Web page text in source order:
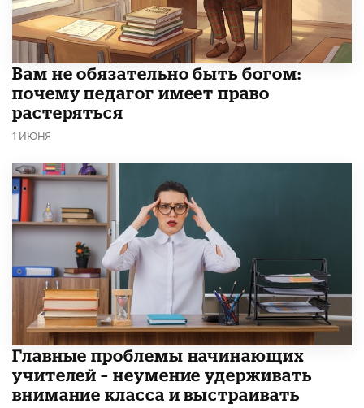
​Вам не обязательно быть богом:
почему педагог имеет право
растеряться
1 ИЮНЯ
Главные проблемы начинающих
учителей – неумение удерживать
внимание класса и выстраивать